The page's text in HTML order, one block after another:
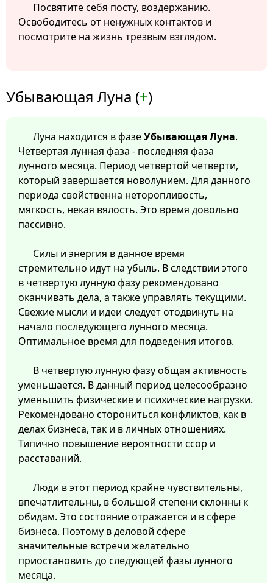
Посвятите себя посту, воздержанию.
Освободитесь от ненужных контактов и
посмотрите на жизнь трезвым взглядом.
Убывающая Луна (+)
Луна находится в фазеУбывающая Луна.
Четвертая лунная фаза - последняя фаза
лунного месяца. Период четвертой четверти,
который завершается новолунием. Для данного
периода свойственна неторопливость,
мягкость, некая вялость. Это время довольно
пассивно.
Силы и энергия в данное время
стремительно идут на убыль. В следствии этого
в четвертую лунную фазу рекомендовано
оканчивать дела, а также управлять текущими.
Свежие мысли и идеи следует отодвинуть на
начало последующего лунного месяца.
Оптимальное время для подведения итогов.
В четвертую лунную фазу общая активность
уменьшается. В данный период целесообразно
уменьшить физические и психические нагрузки.
Рекомендовано сторониться конфликтов, как в
делах бизнеса, так и в личных отношениях.
Типично повышение вероятности ссор и
расставаний.
Люди в этот период крайне чувствительны,
впечатлительны, в большой степени склонны к
обидам. Это состояние отражается и в сфере
бизнеса. Поэтому в деловой сфере
значительные встречи желательно
приостановить до следующей фазы лунного
месяца.